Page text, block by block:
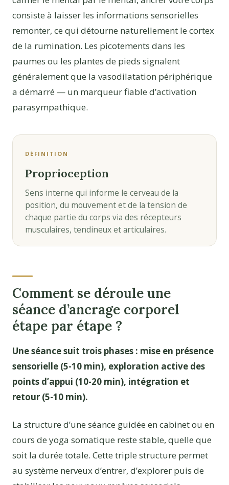
consiste à laisser les informations sensorielles
remonter, ce qui détourne naturellement le cortex
de la rumination. Les picotements dans les
paumes ou les plantes de pieds signalent
généralement que la vasodilatation périphérique
a démarré — un marqueur fiable d’activation
parasympathique.
DÉFINITION
Proprioception
Sens interne qui informe le cerveau de la
position, du mouvement et de la tension de
chaque partie du corps via des récepteurs
musculaires, tendineux et articulaires.
Comment se déroule une
séance d’ancrage corporel
étape par étape ?
Une séance suit trois phases : mise en présence
sensorielle (5-10 min), exploration active des
points d’appui (10-20 min), intégration et
retour (5-10 min).
La structure d’une séance guidée en cabinet ou en
cours de yoga somatique reste stable, quelle que
soit la durée totale. Cette triple structure permet
au système nerveux d’entrer, d’explorer puis de